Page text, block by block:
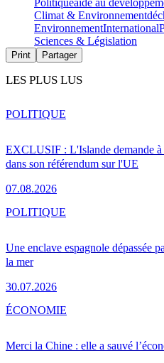
Politiqueaide au
Climat & Environnement
EnvironnementInternational
Sciences & Législation
Print Partager
LES PLUS LUS
EXCLUSIF : L'Islande demande à
dans son référendum sur l'UE
07.08.2026
POLITIQUE
Une enclave espagnole dépassée
la mer
30.07.2026
POLITIQUE
Merci la Chine : elle a sauvé
ÉCONOMIE